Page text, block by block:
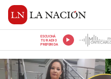
ESCUCHÁ
TU RADIO
PREFERIDA